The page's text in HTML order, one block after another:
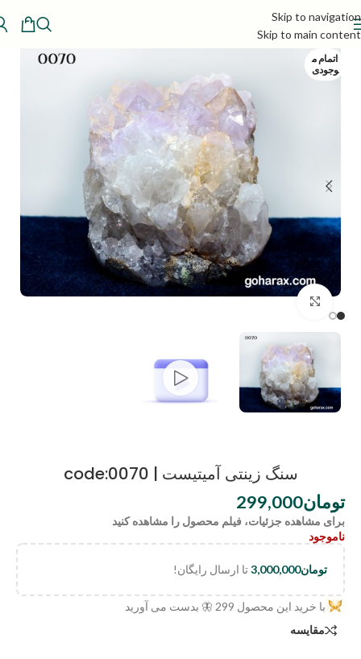
Skip to navigation
Skip to main content
اتمام م
وجودی
سنگ زینتی آمیتیست | code:0070
تومان299,000
برای مشاهده جزئیات، فیلم محصول را مشاهده کنید
ناموجود
تومان3,000,000تا ارسال رایگان!
با خرید این محصول 299 🦋 بدست می آورید
مقایسه